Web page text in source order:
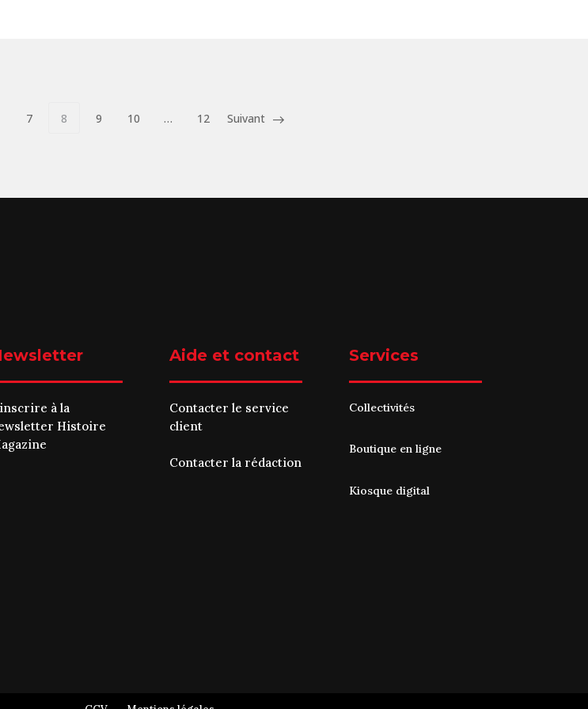
7 8 9 10 … 12 Suivant
à la
Histoire
Aide et contact
Contacter le service
client
Contacter la rédaction
Services
Collectivités
Boutique en ligne
Kiosque digital